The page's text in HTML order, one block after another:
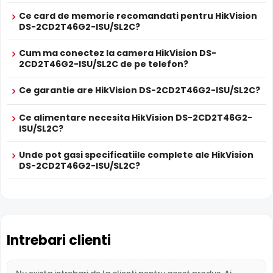
telefonul mobil.
Ce card de memorie recomandati pentru HikVision
DS-2CD2T46G2-ISU/SL2C?
Cum ma conectez la camera HikVision DS-
2CD2T46G2-ISU/SL2C de pe telefon?
Ce garantie are HikVision DS-2CD2T46G2-ISU/SL2C?
Ce alimentare necesita HikVision DS-2CD2T46G2-
ISU/SL2C?
Unde pot gasi specificatiile complete ale HikVision
DS-2CD2T46G2-ISU/SL2C?
Intrebari clienti